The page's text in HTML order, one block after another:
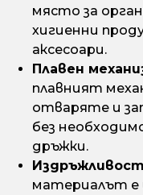
място за
хигиенни
аксесоари.
Плавен
плавният
отваряте и
без
дръжки.
материалът е